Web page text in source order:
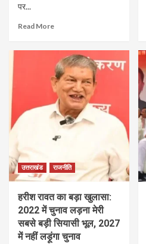
पर...
Read More
उत्तराखंड राजनीति
हरीश रावत का बड़ा खुलासा:
2022 में चुनाव लड़ना मेरी
सबसे बड़ी सियासी भूल, 2027
में नहीं लड़ूंगा चुनाव